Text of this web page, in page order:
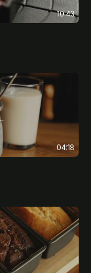
10:43
04:18